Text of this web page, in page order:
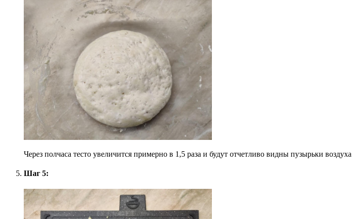
Через полчаса тесто увеличится примерно в 1,5 раза и будут отчетливо видны пузырьки
Шаг 5: